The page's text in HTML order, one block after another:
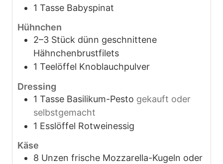
1 Tasse Babyspinat
Hühnchen
2–3 Stück dünn geschnittene
Hähnchenbrustfilets
1 Teelöffel Knoblauchpulver
Dressing
1 Tasse Basilikum-Pesto gekauft oder
selbstgemacht
1 Esslöffel Rotweinessig
Käse
8 Unzen frische Mozzarella-Kugeln oder